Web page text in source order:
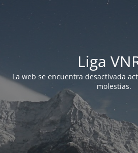
Liga
La web se encuentra desactivada
molestias.